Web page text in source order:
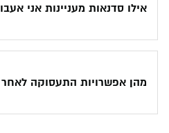
אילו סדנאות מעניינות אני
מהן אפשרויות התעסוקה לאחר